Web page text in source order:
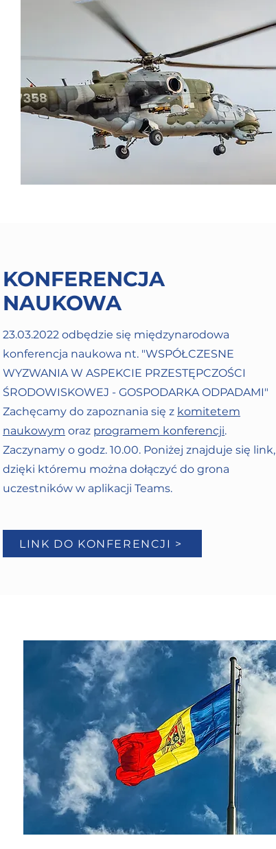
NAUKOWA
KONFERENCJA
23.03.2022 odbędzie się międzynarodowa
konferencja naukowa nt. "WSPÓŁCZESNE
WYZWANIA W ASPEKCIE PRZESTĘPCZOŚCI
ŚRODOWISKOWEJ - GOSPODARKA ODPADAMI"
Zachęcamy do zapoznania się z komitetem
naukowym oraz programem konferencji.
Zaczynamy o godz. 10.00. Poniżej znajduje się link,
dzięki któremu można dołączyć do grona
uczestników w aplikacji Teams.
LINK DO KONFERENCJI >